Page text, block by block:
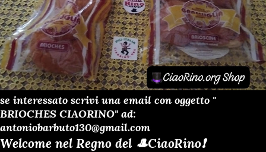
se interessato scrivi una email con oggetto "
BRIOCHES CIAORINO" ad:
antoniobarbuto130@gmail.com
Welcome nel Regno del 🎩CiaoRino❗️